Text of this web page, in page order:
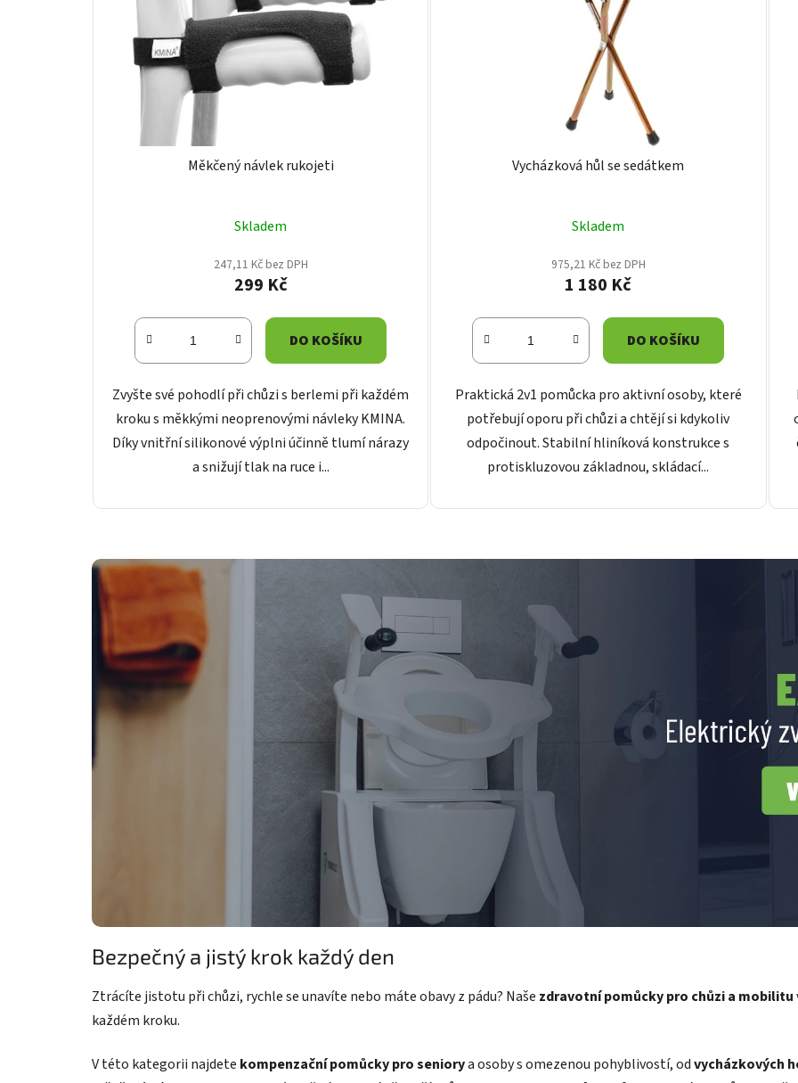
Měkčený návlek rukojeti
Skladem
247,11 Kč bez DPH
299 Kč
DO KOŠÍKU
Zvyšte své pohodlí při chůzi s berlemi při každém
kroku s měkkými neoprenovými návleky KMINA.
Díky vnitřní silikonové výplni účinně tlumí nárazy
a snižují tlak na ruce i...
Vycházková hůl se sedátkem
Skladem
975,21 Kč bez DPH
1 180 Kč
DO KOŠÍKU
Praktická 2v1 pomůcka pro aktivní osoby, které
potřebují oporu při chůzi a chtějí si kdykoliv
odpočinout. Stabilní hliníková konstrukce s
protiskluzovou základnou, skládací...
v
a
c
Bezpečný a jistý krok každý den
Ztrácíte jistotu při chůzi, rychle se unavíte nebo máte obavy z pádu? Naše zdravotní pomůcky pro chůzi a mobilitu
každém kroku.
V této kategorii najdete kompenzační pomůcky pro seniorya osoby s omezenou pohyblivostí, odvycházkových